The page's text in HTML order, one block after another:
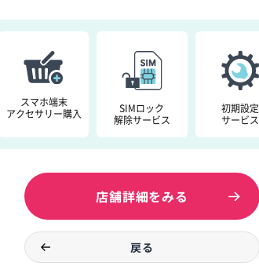
スマホ端末
アクセサリー購入
SIMロック
解除サービス
初期設定
サービス
店舗詳細をみる
戻る